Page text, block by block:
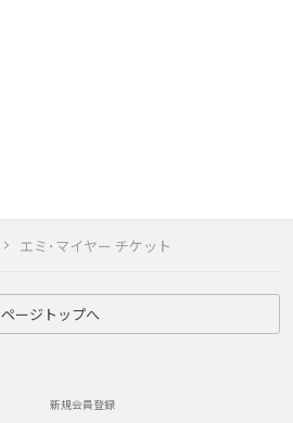
エミ･マイヤー チケット
ページトップへ
新規会員登録